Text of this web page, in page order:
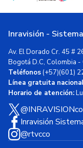
Inravisión -
Av. El Dorado Cr. 45 #
Bogotá D.C, Colombia
Teléfonos(+57)(601)
Línea gratuita
Horario de atención:
@INRAVISIONco
Inravisión
@rtvcco